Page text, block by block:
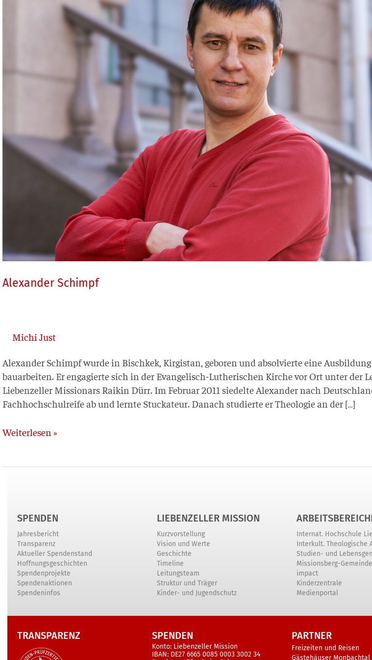
Alexander Schimpf
Michi Just
Alex­an­der Schimpf wur­de in Bisch­kek, Kir­gi­stan, gebo­ren und absol­vier­te eine
bau­ar­bei­ten. Er enga­gier­te sich in der Evan­­ge­­lisch-Luthe­ri­­schen Kir­che vor Ort unter der
Lie­ben­zel­ler Mis­sio­nars Rai­kin Dürr. Im Febru­ar 2011 sie­del­te Alex­an­der nach
Fach­hoch­schul­rei­fe ab und lern­te Stu­cka­teur. Danach stu­dier­te er Theo­lo­gie an der […]
Weiterlesen »
SPENDEN
Jahresbericht
Transparenz
Aktueller Spendenstand
Hoffnungsgeschichten
Spendenprojekte
Spendenaktionen
Spendeninfos
LIEBENZELLER MISSION
Kurzvorstellung
Vision und Werte
Geschichte
Timeline
Leitungsteam
Struktur und Träger
Kinder- und Jugendschutz
Internat. Hochschule
Interkult. Theologische
Studien- und
Missionsberg-Gemeinde
impact
Kinderzentrale
Medienportal
TRANSPARENZ SPENDEN
Konto: Liebenzeller Mission
IBAN: DE27 6665 0085 0003 3002 34
PARTNER
Freizeiten und Reisen
Gästehäuser Monbachtal